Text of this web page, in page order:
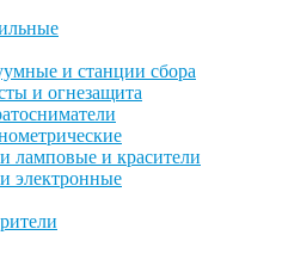
и станции сбора
и огнезащита
ламповые и красители
электронные